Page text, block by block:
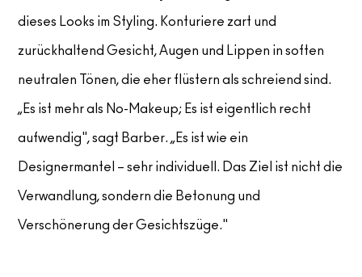
dieses Looks im Styling. Konturiere zart und
zurückhaltend Gesicht, Augen und Lippen in soften
neutralen Tönen, die eher flüstern als schreiend sind.
„Es ist mehr als No-Makeup; Es ist eigentlich recht
aufwendig", sagt Barber. „Es ist wie ein
Designermantel – sehr individuell. Das Ziel ist nicht die
Verwandlung, sondern die Betonung und
Verschönerung der Gesichtszüge."